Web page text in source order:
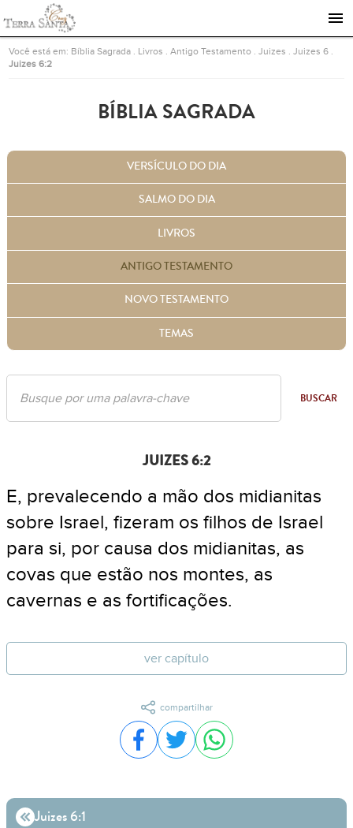
Ir para a página inicial
Você está em: Bíblia Sagrada Livros .Antigo Testamento .Juizes .Juizes 6
Juizes 6:2
BÍBLIA SAGRADA
VERSÍCULO DO DIA
SALMO DO DIA
LIVROS
ANTIGO TESTAMENTO
NOVO TESTAMENTO
TEMAS
BUSCAR
JUIZES 6:2
E, prevalecendo a mão dos midianitas
sobre Israel, fizeram os filhos de Israel
para si, por causa dos midianitas, as
covas que estão nos montes, as
cavernas e as fortificações.
ver capítulo
compartilhar
Compartilhar no Facebook
Compartilhar no Twitter
Compartilhar no
Juizes 6:1